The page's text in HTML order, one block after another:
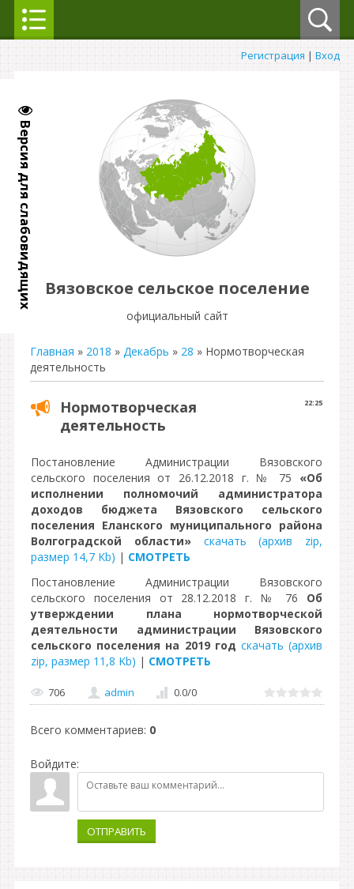
Версия для слабовидящих
Регистрация | Вход
Вязовское сельское поселение
официальный сайт
Главная » 2018 » Декабрь » 28 » Нормотворческая
деятельность
22:25
Нормотворческая
деятельность
Постановление Администрации Вязовского
сельского поселения от 26.12.2018 г. № 75 «Об
исполнении полномочий администратора
доходов бюджета Вязовского сельского
поселения Еланского муниципального района
Волгоградской области»
скачать (архив zip,
размер 14,7 Kb) | СМОТРЕТЬ
Постановление Администрации Вязовского
сельского поселения от 28.12.2018 г. № 76 Об
утверждении плана нормотворческой
деятельности администрации Вязовского
сельского поселения на 2019 год скачать (архив
zip, размер 11,8 Kb) | СМОТРЕТЬ
706 admin 0.0/0
Всего комментариев: 0
Войдите:
ОТПРАВИТЬ